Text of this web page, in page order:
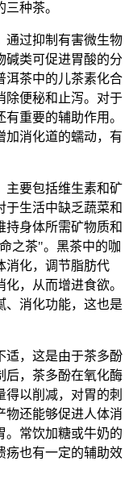
种茶。
通过抑制有害微生物
碱类可促进胃酸的分
洱茶中的儿茶素化合
除便秘和止泻。对于
重要的辅助作用。
加消化道的蠕动，有
主要包括维生素和矿
于生活中缺乏蔬菜和
持身体所需矿物质和
之茶"。黑茶中的咖
消化，调节脂肪代
，从而增进食欲。
、消化功能，这也是
适，这是由于茶多酚
后，茶多酚在氧化酶
以削减，对胃的刺
物还能够促进人体消
。常饮加糖或牛奶的
疡也有一定的辅助效